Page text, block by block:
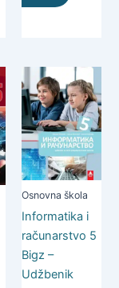
Osnovna škola
Informatika i
računarstvo 5
Bigz –
Udžbenik